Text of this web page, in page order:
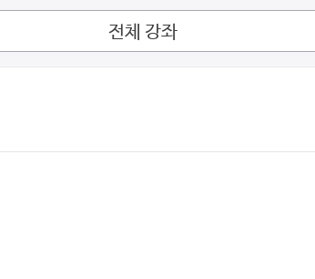
전체 강좌